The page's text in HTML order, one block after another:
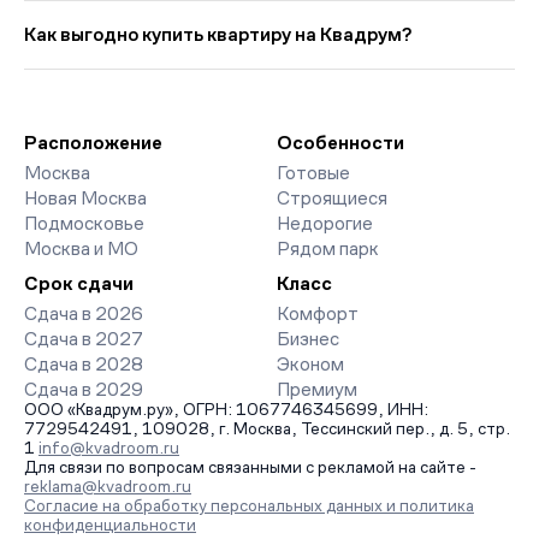
931 руб., что на 67 324 руб. ниже прошлого месяца.
сроком сдачи в 2026 году», вы найдете проекты от эконом-
до премиум-класса. На страницах ЖК доступны отзывы
жильцов о качестве строительства, интерактивный генплан
Как выгодно купить квартиру на Квадрум?
организует просмотр и поможет одобрить ипотеку по
минимальной ставке. Чтобы зафиксировать цену, оставьте
заявку на обратный звонок.
Расположение
Москва
Новая Москва
Подмосковье
Москва и МО
Особенности
Готовые
Строящиеся
Недорогие
Рядом парк
Срок сдачи
Сдача в 2026
Сдача в 2027
Сдача в 2028
Сдача в 2029
Класс
Комфорт
Бизнес
Эконом
Премиум
ООО «Квадрум.ру», ОГРН: 1067746345699, ИНН:
7729542491, 109028, г. Москва, Тессинский пер., д. 5, стр.
1 info@kvadroom.ru
Для связи по вопросам связанными с рекламой на сайте -
reklama@kvadroom.ru
Согласие на обработку персональных данных и политика
конфиденциальности